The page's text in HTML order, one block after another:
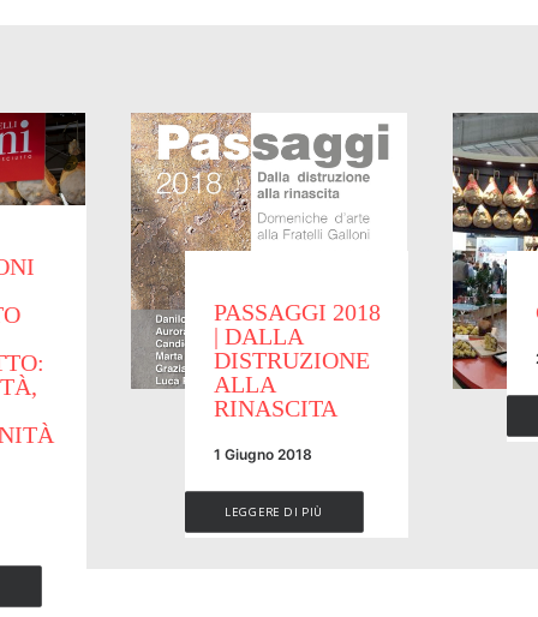
PASSAGGI 2018
| DALLA
DISTRUZIONE
ALLA
RINASCITA
1 Giugno 2018
LEGGERE DI PIÙ